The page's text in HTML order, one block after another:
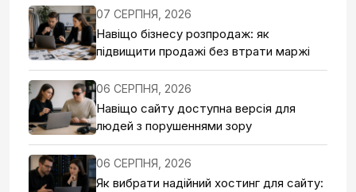
07 СЕРПНЯ, 2026
Навіщо бізнесу розпродаж: як
підвищити продажі без втрати маржі
06 СЕРПНЯ, 2026
Навіщо сайту доступна версія для
людей з порушеннями зору
06 СЕРПНЯ, 2026
Як вибрати надійний хостинг для сайту: